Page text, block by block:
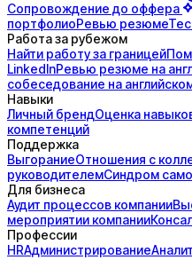
Сопровождение до оффера
портфолиоРевью резюме
Работа за рубежом
Найти работу за границей
LinkedInРевью резюме на
собеседование на
Навыки
Личный брендОценка
компетенций
Поддержка
ВыгораниеОтношения с
руководителемСиндром
Для бизнеса
Аудит процессов компании
мероприятии компании
Профессии
HRАдминистрирование